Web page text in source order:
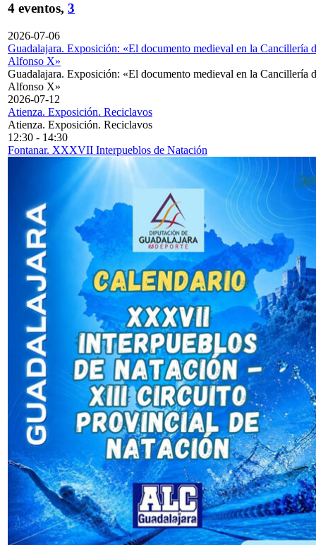
4 eventos, 3
2026-07-06
Guadalajara. Exposición: «El documento medieval en la Cancillería
Alfonso X»
Guadalajara. Exposición: «El documento medieval en la Cancillería
Alfonso X»
2026-07-12
Atienza. Exposición. Reciclavos
Atienza. Exposición. Reciclavos
12:30 - 14:30
Fontanar. XXXVII Interpueblos de Natación